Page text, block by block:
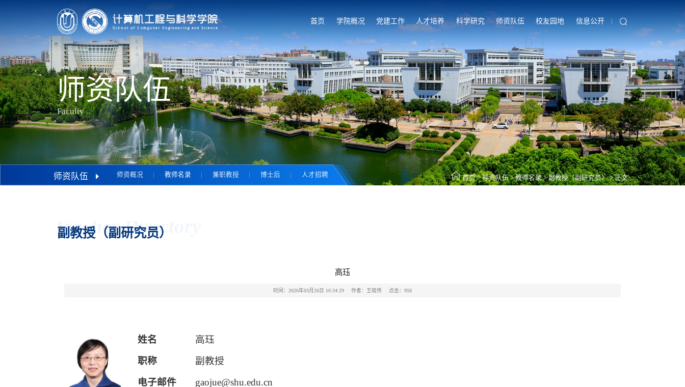
首页 学院概况 党建工作 人才培养 科学研究 师资队伍 校友园地 信息公开
师资队伍
Faculty
师资队伍 师资概况 教师名录 兼职教授 博士后 人才招聘 首页 > 师资队伍 > 教师名录 > 副教授（副研究员） > 正文
Teacher Directory
副教授（副研究员）
高珏
时间：2026年03月26日 16:34:29 作者：王晓伟 点击： 958
姓名
高珏
职称
副教授
电子邮件
gaojue@shu.edu.cn